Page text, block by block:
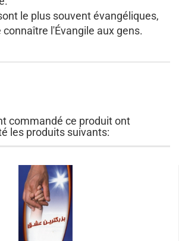
le plus souvent évangéliques,
connaître l'Évangile aux gens.
commandé ce produit ont
les produits suivants: